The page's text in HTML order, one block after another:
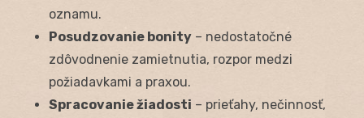
oznamu.
Posudzovanie bonity – nedostatočné
zdôvodnenie zamietnutia, rozpor medzi
požiadavkami a praxou.
Spracovanie žiadosti – prieťahy, nečinnosť,